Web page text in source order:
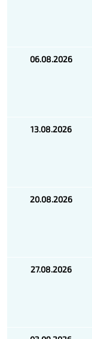
06.08.2026
13.08.2026
20.08.2026
27.08.2026